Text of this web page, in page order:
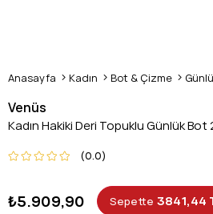
Anasayfa Kadın Bot & Çizme
Venüs
Kadın Hakiki Deri Topuklu Günlük
0.0
₺5.909,90 Sepette 3841,44